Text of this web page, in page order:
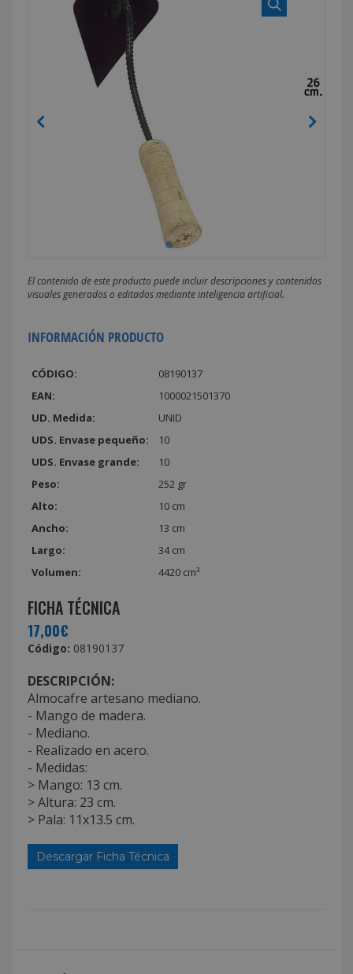
El contenido de este producto puede incluir descripciones y contenidos
visuales generados o editados mediante inteligencia artificial.
INFORMACIÓN PRODUCTO
CÓDIGO:
08190137
EAN:
1000021501370
UD. Medida:
UNID
UDS. Envase pequeño:
10
UDS. Envase grande:
10
Peso:
252 gr
Alto:
10 cm
Ancho:
13 cm
Largo:
34 cm
Volumen:
4420 cm³
FICHA TÉCNICA
17,00€
Código: 08190137
DESCRIPCIÓN:
Almocafre artesano mediano.
- Mango de madera.
- Mediano.
- Realizado en acero.
- Medidas:
> Mango: 13 cm.
> Altura: 23 cm.
> Pala: 11x13.5 cm.
Descargar Ficha Técnica